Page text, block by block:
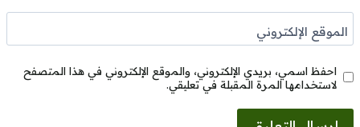
الموقع الإلكتروني
احفظ اسمي، بريدي الإلكتروني، والموقع الإلكتروني في هذا المتصفح
لاستخدامها المرة المقبلة في تعليقي.